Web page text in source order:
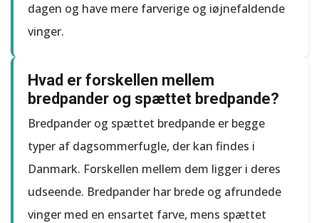
dagen og have mere farverige og iøjnefaldende
vinger.
Hvad er forskellen mellem
bredpander og spættet bredpande?
Bredpander og spættet bredpande er begge
typer af dagsommerfugle, der kan findes i
Danmark. Forskellen mellem dem ligger i deres
udseende. Bredpander har brede og afrundede
vinger med en ensartet farve, mens spættet